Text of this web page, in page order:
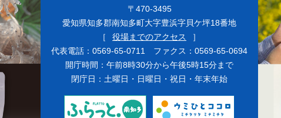
〒470-3495
愛知県知多郡南知多町大字豊浜字貝ケ坪18番地
［
役場までのアクセス
］
代表電話：0569-65-0711 ファクス：0569-65-0694
開庁時間：午前8時30分から午後5時15分まで
閉庁日：土曜日・日曜日・祝日・年末年始